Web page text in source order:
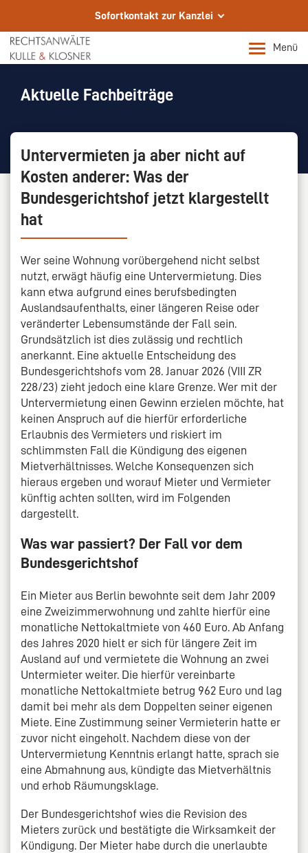
Sofortkontakt zur Kanzlei
Wir sind für Sie da.
Ihre Fachanwälte in Kassel
Telefon
info@rae-kulle.de
Rechtsanwalt m/w/d für sofort gesucht.
Menü
Aktuelle Fachbeiträge
Untervermieten ja aber nicht auf
Kosten anderer: Was der
Bundesgerichtshof jetzt klargestellt
hat
Wer seine Wohnung vorübergehend nicht selbst
nutzt, erwägt häufig eine Untervermietung. Dies
kann etwa aufgrund eines berufsbedingten
Auslandsaufenthalts, einer längeren Reise oder
veränderter Lebensumstände der Fall sein.
Grundsätzlich ist dies zulässig und rechtlich
anerkannt. Eine aktuelle Entscheidung des
Bundesgerichtshofs vom 28. Januar 2026 (VIII ZR
228/23) zieht jedoch eine klare Grenze. Wer mit der
Untervermietung einen Gewinn erzielen möchte, hat
keinen Anspruch auf die hierfür erforderliche
Erlaubnis des Vermieters und riskiert im
schlimmsten Fall die Kündigung des eigenen
Mietverhältnisses. Welche Konsequenzen sich
hieraus ergeben und worauf Mieter und Vermieter
künftig achten sollten, wird im Folgenden
dargestellt.
Was war passiert? Der Fall vor dem
Bundesgerichtshof
Ein Mieter aus Berlin bewohnte seit dem Jahr 2009
eine Zweizimmerwohnung und zahlte hierfür eine
monatliche Nettokaltmiete von 460 Euro. Ab Anfang
des Jahres 2020 hielt er sich für längere Zeit im
Ausland auf und vermietete die Wohnung an zwei
Untermieter weiter. Die hierfür vereinbarte
monatliche Nettokaltmiete betrug 962 Euro und lag
damit bei mehr als dem Doppelten seiner eigenen
Miete. Eine Zustimmung seiner Vermieterin hatte er
zuvor nicht eingeholt. Nachdem diese von der
Untervermietung Kenntnis erlangt hatte, sprach sie
eine Abmahnung aus, kündigte das Mietverhältnis
und erhob Räumungsklage.
Der Bundesgerichtshof wies die Revision des
Mieters zurück und bestätigte die Wirksamkeit der
Kündigung. Der Mieter habe durch die unerlaubte